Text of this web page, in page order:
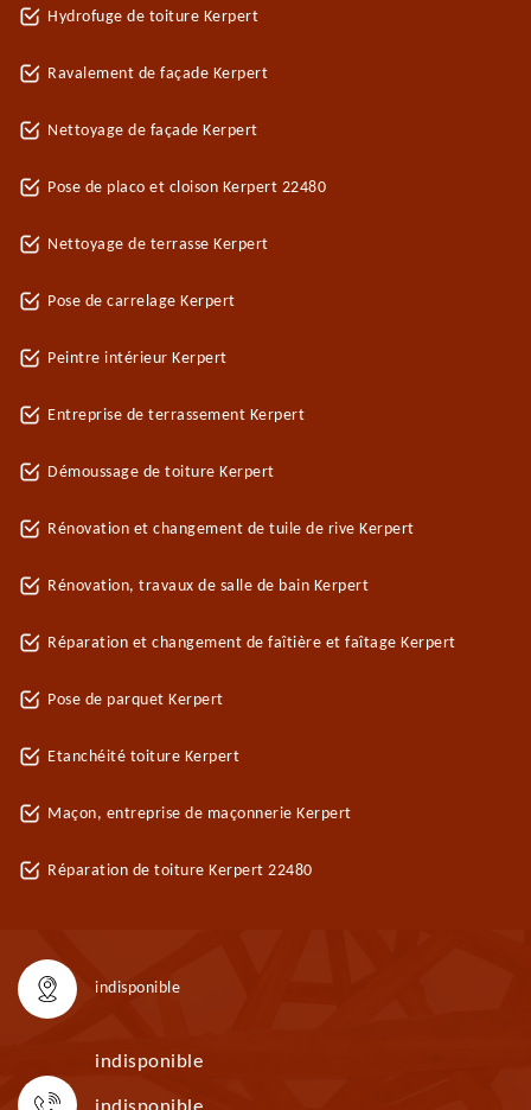
Hydrofuge de toiture Kerpert
Ravalement de façade Kerpert
Nettoyage de façade Kerpert
Pose de placo et cloison Kerpert 22480
Nettoyage de terrasse Kerpert
Pose de carrelage Kerpert
Peintre intérieur Kerpert
Entreprise de terrassement Kerpert
Démoussage de toiture Kerpert
Rénovation et changement de tuile de rive Kerpert
Rénovation, travaux de salle de bain Kerpert
Réparation et changement de faîtière et faîtage Kerpert
Pose de parquet Kerpert
Etanchéité toiture Kerpert
Maçon, entreprise de maçonnerie Kerpert
Réparation de toiture Kerpert 22480
indisponible
indisponible